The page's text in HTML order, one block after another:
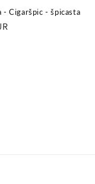
- Cigaršpic - špicasta